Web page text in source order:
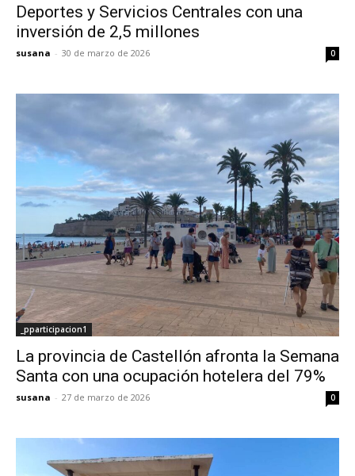
Deportes y Servicios Centrales con una
inversión de 2,5 millones
susana - 30 de marzo de 2026 0
_pparticipacion1
La provincia de Castellón afronta la Semana
Santa con una ocupación hotelera del 79%
susana - 27 de marzo de 2026 0